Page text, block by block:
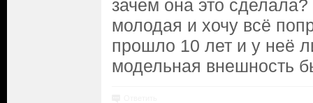
зачем она это
молодая и хочу всё
прошло 10 лет и у неё
модельная внешность